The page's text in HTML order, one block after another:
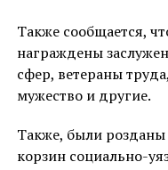
Также сообщается,
награждены
сфер, ветераны
мужество и другие.
Также, были розданы
корзин социально-